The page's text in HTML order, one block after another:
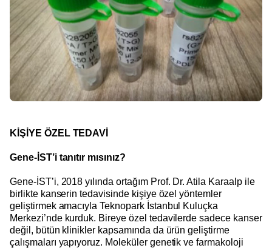
KİŞİYE ÖZEL TEDAVİ
Gene-İST’i tanıtır mısınız?
Gene-İST’i, 2018 yılında ortağım Prof. Dr. Atila Karaalp ile
birlikte kanserin tedavisinde kişiye özel yöntemler
geliştirmek amacıyla Teknopark İstanbul Kuluçka
Merkezi’nde kurduk. Bireye özel tedavilerde sadece kanser
değil, bütün klinikler kapsamında da ürün geliştirme
çalışmaları yapıyoruz. Moleküler genetik ve farmakoloji